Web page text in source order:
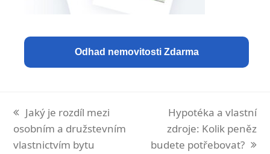
Odhad nemovitosti Zdarma
previous
post:
Jaký je rozdíl mezi
osobním a družstevním
vlastnictvím bytu
next
post:
Hypotéka a vlastní
zdroje: Kolik peněz
budete potřebovat?